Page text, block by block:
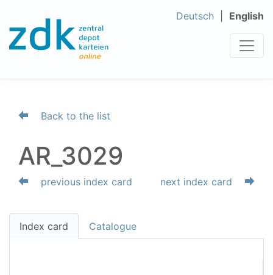
Deutsch English
Back to the list
AR_3029
previous index card next index card
Index card Catalogue